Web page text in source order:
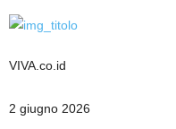
VIVA.co.id
2 giugno 2026